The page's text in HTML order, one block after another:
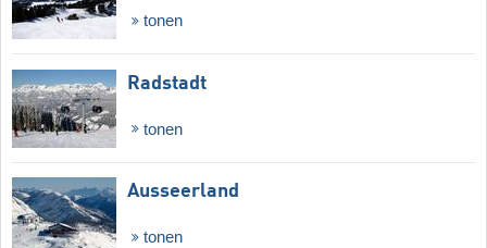
tonen
Radstadt
tonen
Ausseerland
tonen